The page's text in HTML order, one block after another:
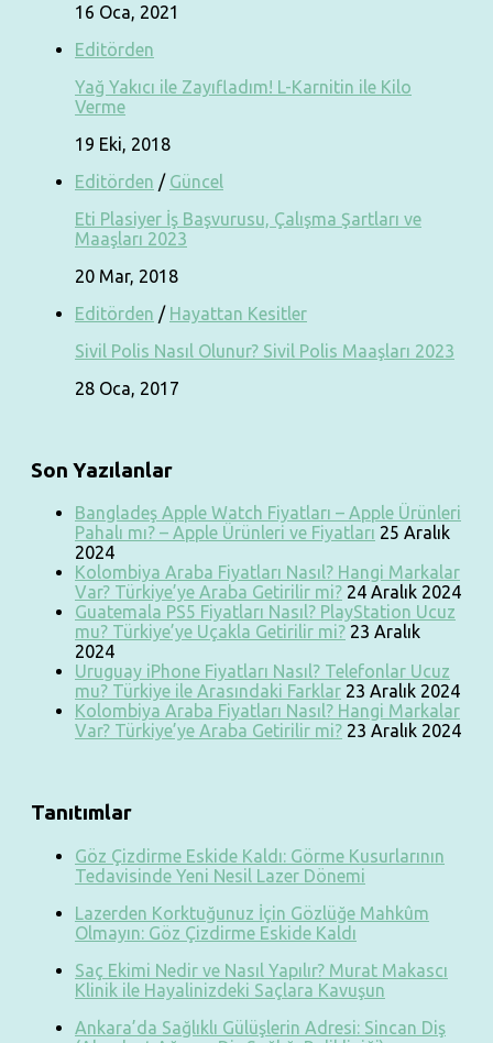
16 Oca, 2021
Editörden
Yağ Yakıcı ile Zayıfladım! L-Karnitin ile Kilo
Verme
19 Eki, 2018
Editörden / Güncel
Eti Plasiyer İş Başvurusu, Çalışma Şartları ve
Maaşları 2023
20 Mar, 2018
Editörden / Hayattan Kesitler
Sivil Polis Nasıl Olunur? Sivil Polis Maaşları 2023
28 Oca, 2017
Son Yazılanlar
Bangladeş Apple Watch Fiyatları – Apple Ürünleri
Pahalı mı? – Apple Ürünleri ve Fiyatları 25 Aralık
2024
Kolombiya Araba Fiyatları Nasıl? Hangi Markalar
Var? Türkiye’ye Araba Getirilir mi? 24 Aralık 2024
Guatemala PS5 Fiyatları Nasıl? PlayStation Ucuz
mu? Türkiye’ye Uçakla Getirilir mi? 23 Aralık
2024
Uruguay iPhone Fiyatları Nasıl? Telefonlar Ucuz
mu? Türkiye ile Arasındaki Farklar 23 Aralık 2024
Kolombiya Araba Fiyatları Nasıl? Hangi Markalar
Var? Türkiye’ye Araba Getirilir mi? 23 Aralık 2024
Tanıtımlar
Göz Çizdirme Eskide Kaldı: Görme Kusurlarının
Tedavisinde Yeni Nesil Lazer Dönemi
Lazerden Korktuğunuz İçin Gözlüğe Mahkûm
Olmayın: Göz Çizdirme Eskide Kaldı
Saç Ekimi Nedir ve Nasıl Yapılır? Murat Makascı
Klinik ile Hayalinizdeki Saçlara Kavuşun
Ankara’da Sağlıklı Gülüşlerin Adresi: Sincan Diş